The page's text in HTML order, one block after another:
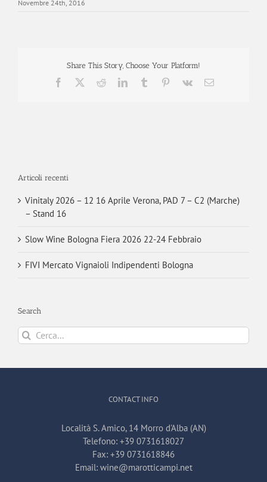
Novembre 24th, 2016
Share This Story, Choose Your Platform!
Facebook RedditLinkedInTumblr Pinterest
Vk Email
Articoli recenti
Vinitaly 2026 – 12 16 Aprile Verona, PAD 7 – C2 (Marche)
– Stand 16
Slow Wine Bologna Fiera 2026 22-24 Febbraio
FIVI Mercato Vignaioli Indipendenti Bologna
Search
Cerca
per:
CONTACT INFO
Località S. Amico, 14 Morro d'Alba (AN)
Telefono: +39 0731618027
Fax: +39 0731618846
Email: wine@marotticampi.net